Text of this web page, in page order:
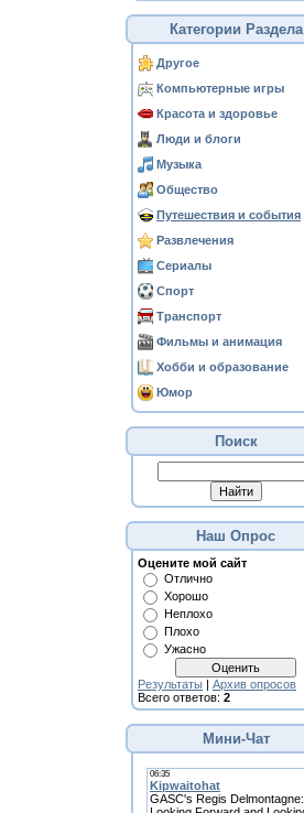
Категории Раздела
Другое
Компьютерные игры
Красота и здоровье
Люди и блоги
Музыка
Общество
Путешествия и события
Развлечения
Сериалы
Спорт
Транспорт
Фильмы и анимация
Хобби и образование
Юмор
Поиск
Наш Опрос
Оцените мой сайт
Отлично
Хорошо
Неплохо
Плохо
Ужасно
Результаты | Архив опросов
Всего ответов: 2
Мини-Чат